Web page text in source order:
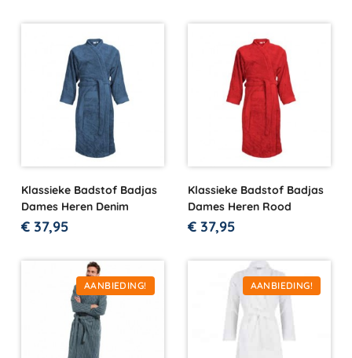
Klassieke Badstof Badjas
Dames Heren Denim
€ 37,95
Klassieke Badstof Badjas
Dames Heren Rood
€ 37,95
AANBIEDING! AANBIEDING!